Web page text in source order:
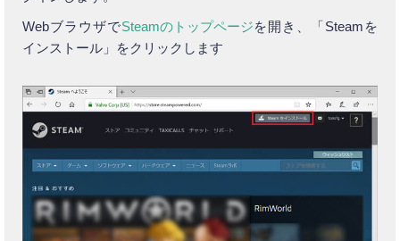
WebブラウザでSteamのトップページを開き、「Steamを
インストール」をクリックします